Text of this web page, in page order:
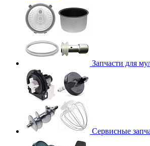
Запчасти для
Сервисные